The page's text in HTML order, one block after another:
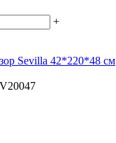
+
Sevilla 42*220*48 см